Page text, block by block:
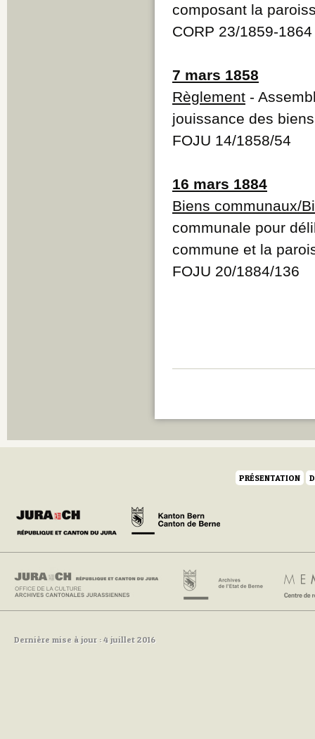
composant la
CORP 23/1859-
7 mars 1858
Règlement -
jouissance des
FOJU 14/1858/54
16 mars 1884
Biens communaux/
communale pour
commune et la
FOJU 20/1884/136
PRÉSENTATION
Dernière mise à jour : 4 juillet 2016